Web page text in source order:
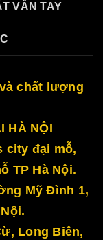
VÂN TAY
chất lượng
HÀ NỘI
city đại mỗ,
TP Hà Nội.
Mỹ Đình 1,
Long Biên,